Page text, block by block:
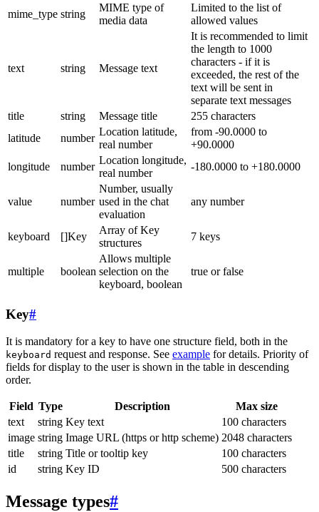
mime_type string
MIME type of
media data
Limited to the list of
allowed values
text string Message text
It is recommended to limit
the length to 1000
characters - if it is
exceeded, the rest of the
text will be sent in
separate text messages
title
string Message title
255 characters
latitude
number
Location latitude,
real number
from -90.0000 to
+90.0000
longitude
number
Location longitude,
real number
-180.0000 to +180.0000
value number
Number, usually
used in the chat
evaluation
any number
keyboard []Key
Array of Key
structures
7 keys
multiple boolean
Allows multiple
selection on the
keyboard, boolean
true or false
Key#
It is mandatory for a key to have one structure field, both in the
keyboard request and response. See example for details. Priority of
fields for display to the user is shown in the table in descending
order.
Field Type Description
Max size
text
string Key text
100 characters
image string Image URL (https or http scheme) 2048 characters
title
string Title or tooltip key
100 characters
id
string Key ID 500 characters
Message types#